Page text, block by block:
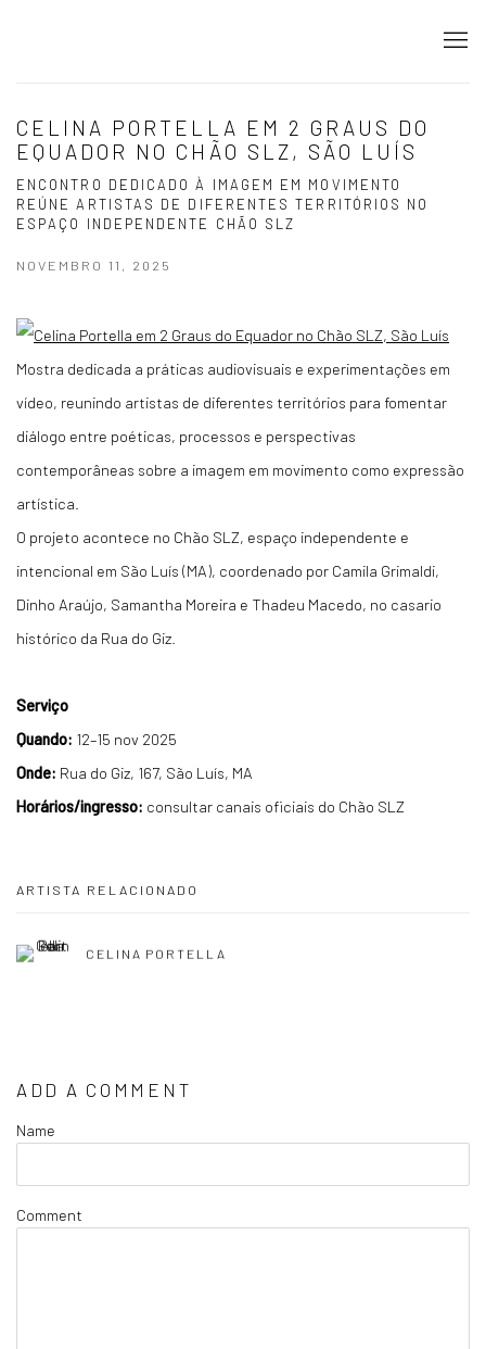
CELINA PORTELLA EM 2 GRAUS DO
EQUADOR NO CHÃO SLZ, SÃO LUÍS
ENCONTRO DEDICADO À IMAGEM EM MOVIMENTO
REÚNE ARTISTAS DE DIFERENTES TERRITÓRIOS NO
ESPAÇO INDEPENDENTE CHÃO SLZ
NOVEMBRO 11, 2025
Mostra dedicada a práticas audiovisuais e experimentações em
vídeo, reunindo artistas de diferentes territórios para fomentar
diálogo entre poéticas, processos e perspectivas
contemporâneas sobre a imagem em movimento como expressão
artística.
O projeto acontece no Chão SLZ, espaço independente e
intencional em São Luís (MA), coordenado por Camila Grimaldi,
Dinho Araújo, Samantha Moreira e Thadeu Macedo, no casario
histórico da Rua do Giz.
Serviço
Quando: 12–15 nov 2025
Onde: Rua do Giz, 167, São Luís, MA
Horários/ingresso: consultar canais oficiais do Chão SLZ
ARTISTA RELACIONADO
CELINA PORTELLA
ADD A COMMENT
Name
Comment